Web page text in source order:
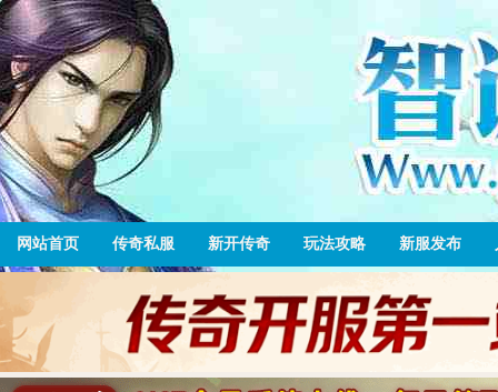
网站首页 传奇私服 新开传奇 玩法攻略 新服发布